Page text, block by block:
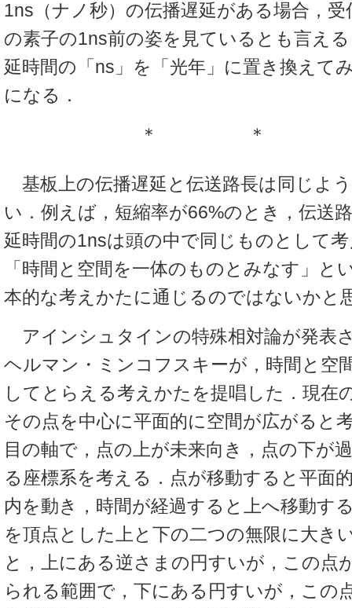
1ns（ナノ秒）の伝播遅延がある場合，
の素子の1ns前の姿を見ているとも言え
延時間の「ns」を「光年」に置き換えて
になる．
＊ ＊
基板上の伝播遅延と伝送路長は同じよ
い．例えば，短縮率が66%のとき，伝送
延時間の1nsは頭の中で同じものとして
「時間と空間を一体のものとみなす」と
本的な考えかたに通じるのではないかと
アインシュタインの特殊相対論が発表
ヘルマン・ミンコフスキーが，時間と空
してとらえる考えかたを提唱した．現在
その点を中心に平面的に空間が広がると
目の軸で，点の上が未来向き，点の下が
る座標系を考える．点が移動すると平面
内を動き，時間が経過すると上へ移動す
を頂点とした上と下の二つの無限に大き
と，上にある逆さまの円すいが，この点
られる範囲で，下にある円すいが，この